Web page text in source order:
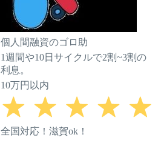
個人間融資のゴロ助
1週間や10日サイクルで2割~3割の
利息。
10万円以内
全国対応！滋賀ok！